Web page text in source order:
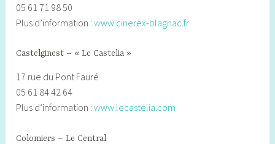
05 61 71 98 50
Plus d’information :www.cinerex-blagnac.fr
Castelginest – « Le Castelia »
17 rue du Pont Fauré
05 61 84 42 64
Plus d’information :www.lecastelia.com
Colomiers – Le Central